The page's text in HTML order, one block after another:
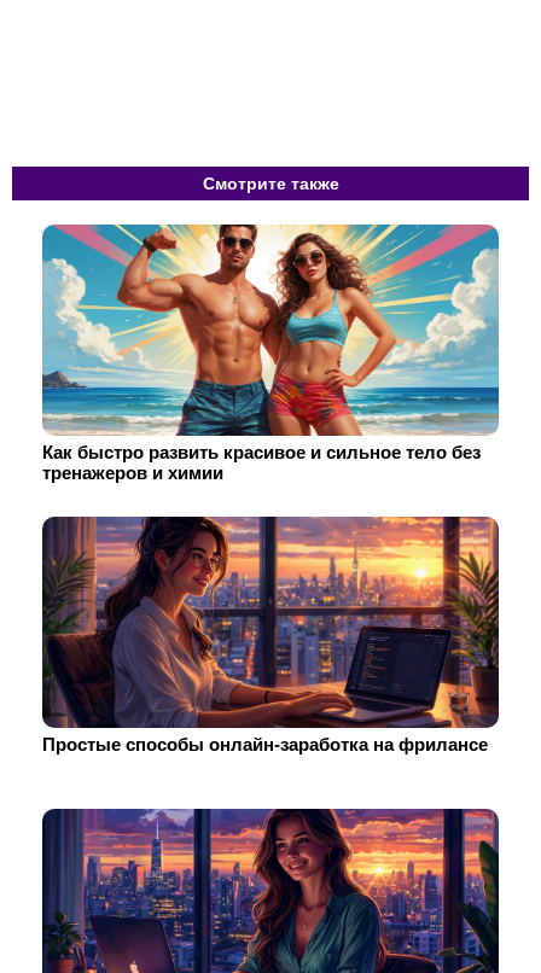
Смотрите также
Как быстро развить красивое и сильное тело без
тренажеров и химии
Простые способы онлайн-заработка на фрилансе